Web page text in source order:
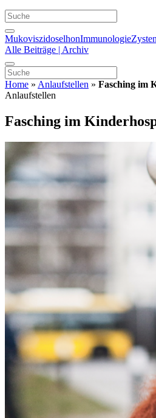
MukoviszidoselhonImmunologie
Alle Beiträge | Archiv
Home » Anlaufstellen » Fasching im
Anlaufstellen
Fasching im